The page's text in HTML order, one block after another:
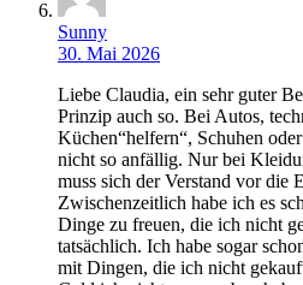
Sunny
30. Mai 2026
Liebe Claudia, ein sehr guter
Prinzip auch so. Bei Autos,
Küchen“helfern“, Schuhen
nicht so anfällig. Nur bei
muss sich der Verstand vor die
Zwischenzeitlich habe ich es
Dinge zu freuen, die ich nicht
tatsächlich. Ich habe sogar
mit Dingen, die ich nicht